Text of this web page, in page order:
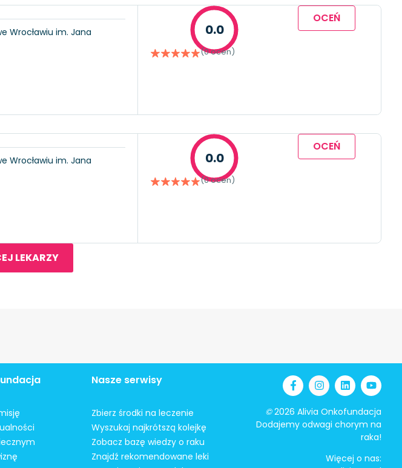
Wrocławiu im. Jana
0.0
(0 ocen)
OCEŃ
Wrocławiu im. Jana
0.0
(0 ocen)
OCEŃ
LEKARZY
Nasze serwisy
Zbierz środki na leczenie
Wyszukaj najkrótszą kolejkę
Zobacz bazę wiedzy o raku
Znajdź rekomendowane leki
©2026 Alivia Onkofundacja
Dodajemy odwagi chorym na
raka!
Więcej o nas: